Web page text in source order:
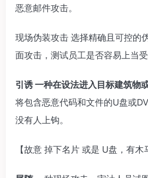
恶意邮件攻击。
现场伪装攻击 选择精确且可控的
面攻击，测试员工是否容易上当受
引诱 一种在设法进入目标建筑物
将包含恶意代码和文件的U盘或
没有人上钩。
【故意 掉下名片 或是 U盘，有木